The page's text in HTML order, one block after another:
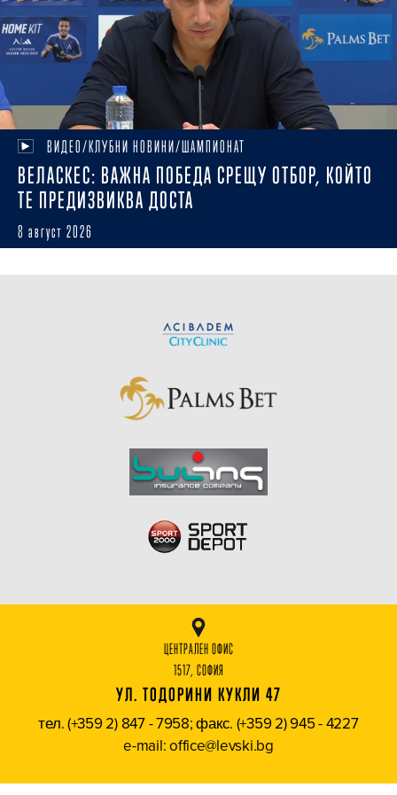
ВИДЕО/КЛУБНИ НОВИНИ/ШАМПИОНАТ
ВЕЛАСКЕС: ВАЖНА ПОБЕДА СРЕЩУ ОТБОР, КОЙТО
ТЕ ПРЕДИЗВИКВА ДОСТА
8 август 2026
ЦЕНТРАЛЕН ОФИС
1517, СОФИЯ
УЛ. ТОДОРИНИ КУКЛИ 47
тел. (+359 2) 847 - 7958; факс. (+359 2) 945 - 4227
e-mail: office@levski.bg